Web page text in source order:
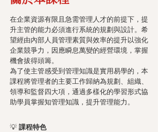
在企業資源有限且急需管理人才的前提下，提
升主管的能力必須進行系統的規劃與設計。希
望經由內部人員管理素質與效率的提升以強化
企業競爭力，因應瞬息萬變的經營環境，掌握
機會拔得頭籌。
為了使主管感受到管理知識是實用易學的，本
課程將管理者的主要工作歸納為規劃、組織、
領導和監督四大項，通過多樣化的學習形式協
助學員掌握知管理知識，提升管理能力。
💡 課程特色